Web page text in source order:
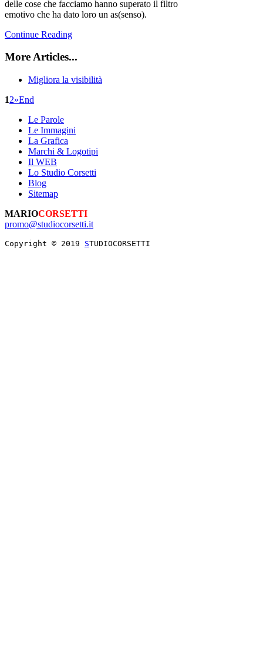
delle cose che facciamo hanno superato il filtro
emotivo che ha dato loro un as(senso).
Continue Reading
More Articles...
Migliora la visibilità
12»End
Le Parole
Le Immagini
La Grafica
Marchi & Logotipi
Il WEB
Lo Studio Corsetti
Blog
Sitemap
MARIOCORSETTI
promo@studiocorsetti.it
Copyright © 2019 STUDIOCORSETTI